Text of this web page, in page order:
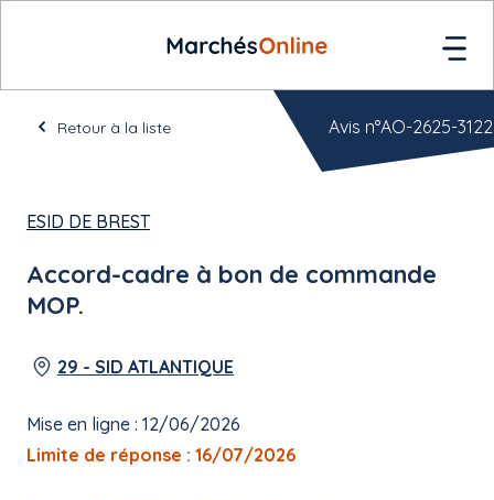
Retour à la liste
ESID DE BREST
Accord-cadre à bon de commande
MOP.
29 - SID ATLANTIQUE
Mise en ligne : 12/06/2026
Limite de réponse : 16/07/2026
Avis n°AO-2625-3122